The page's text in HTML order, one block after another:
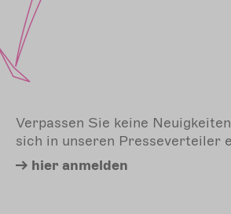
Verpassen Sie keine
sich in unseren Presseverteiler
hier anmelden